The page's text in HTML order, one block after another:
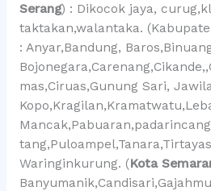
Serang) : Dikocok jaya,
taktakan,walantaka.
: Anyar,Bandung,
mas,Ciruas,Gunung Sari,
Waringinkurung. (Kota